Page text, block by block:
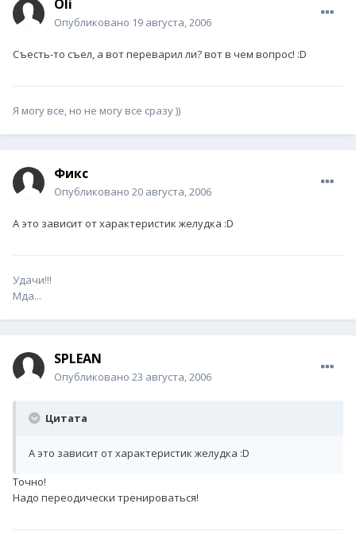
Oli
Опубликовано 19 августа, 2006
Съесть-то съел, а вот переварил ли? вот в чем вопрос! :D
Я могу все, но не могу все сразу ))
Фикс
Опубликовано 20 августа, 2006
А это зависит от характеристик желудка :D
Удачи!!!
Мда...
SPLEAN
Опубликовано 23 августа, 2006
Цитата
А это зависит от характеристик желудка :D
Точно!
Надо переодически тренироваться!